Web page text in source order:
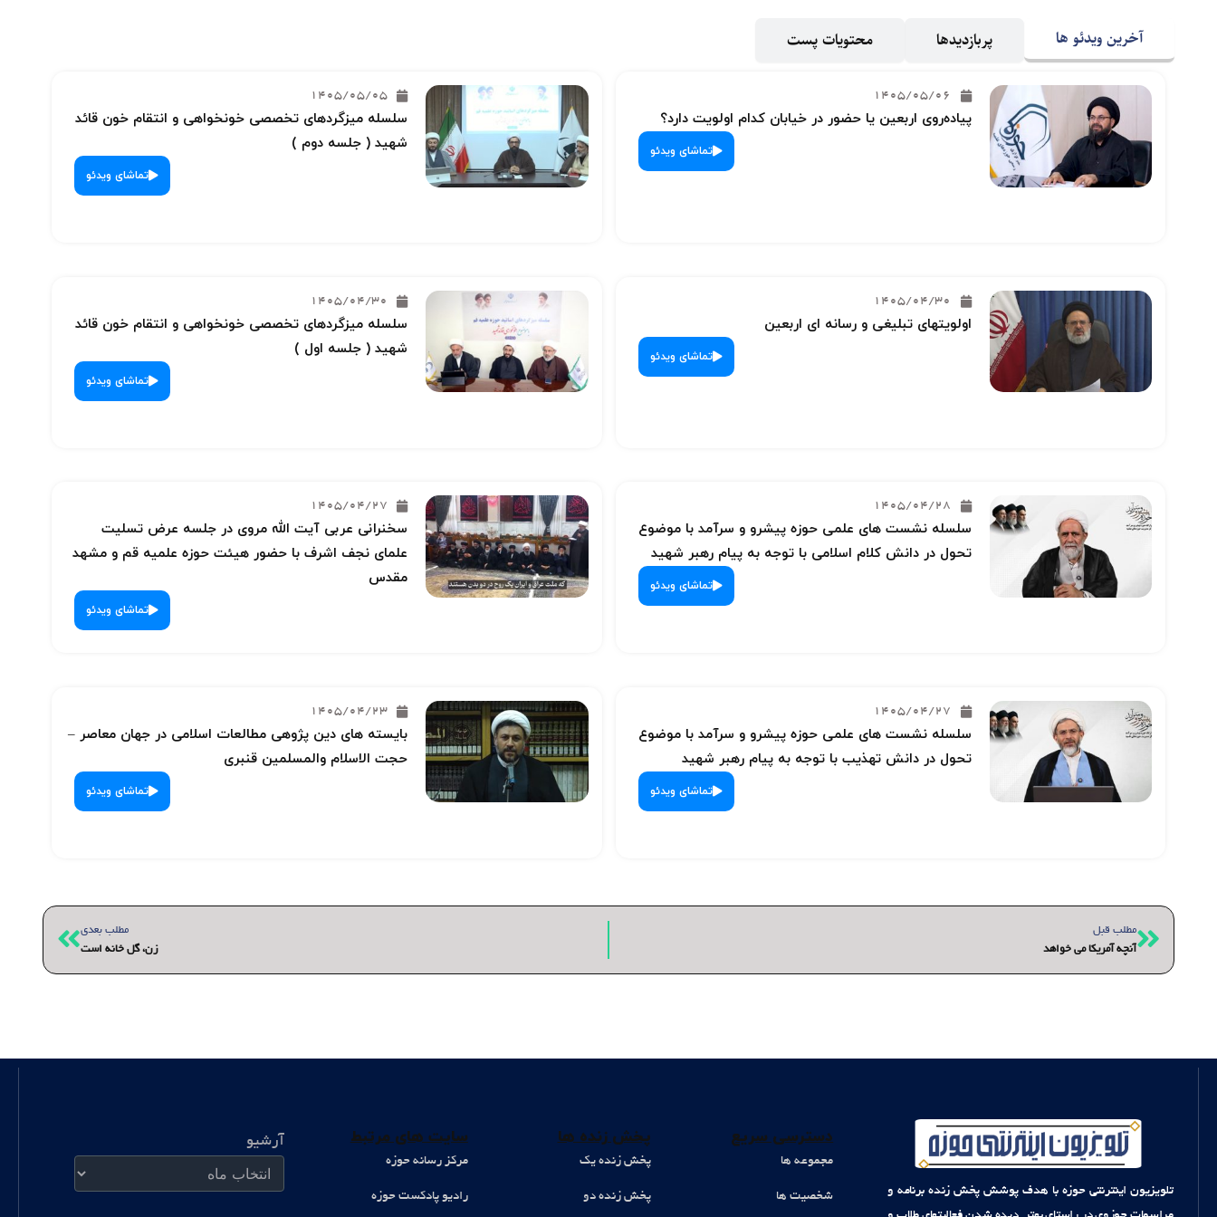
آخرین ویدئو ها پربازدیدها محتویات پست
1405/05/06
پیاده‌روی اربعین یا حضور در خیابان کدام اولویت دارد؟
تماشای ویدئو
1405/05/05
سلسله میزگردهای تخصصی خونخواهی و انتقام خون قائد
شهید ( جلسه دوم )
تماشای ویدئو
1405/04/30
اولویتهای تبلیغی و رسانه ای اربعین
تماشای ویدئو
1405/04/30
سلسله میزگردهای تخصصی خونخواهی و انتقام خون قائد
شهید ( جلسه اول )
تماشای ویدئو
1405/04/28
سلسله نشست های علمی حوزه پیشرو و سرآمد با موضوع
تحول در دانش کلام اسلامی با توجه به پیام رهبر شهید
تماشای ویدئو
1405/04/27
سخنرانی عربی آیت الله مروی در جلسه عرض تسلیت
علمای نجف اشرف با حضور هیئت حوزه علمیه قم و مشهد
مقدس
تماشای ویدئو
1405/04/27
سلسله نشست های علمی حوزه پیشرو و سرآمد با موضوع
تحول در دانش تهذیب با توجه به پیام رهبر شهید
تماشای ویدئو
1405/04/23
بایسته های دین پژوهی مطالعات اسلامی در جهان معاصر –
حجت الاسلام والمسلمین قنبری
تماشای ویدئو
قبلیمطلب قبل
آنچه آمریکا می خواهد
مطلب بعدی
زن، گل خانه است
بعدی
تلویزیون اینترنتی حوزه با هدف پوشش پخش زنده برنامه و
دسترسی سریع
مجموعه ها
شخصیت ها
پخش زنده ها
پخش زنده یک
پخش زنده دو
سایت های مرتبط
مرکز رسانه حوزه
رادیو پادکست حوزه
آرشیو
آرشیو